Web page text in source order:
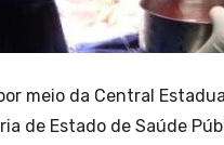
meio da Central
de Estado de Saúde